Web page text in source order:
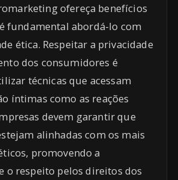
ofereça benefícios
fundamental abordá-lo com
ética. Respeitar a privacidade
dos consumidores é
técnicas que acessam
íntimas como as reações
devem garantir que
alinhadas com os mais
promovendo a
o respeito pelos direitos dos